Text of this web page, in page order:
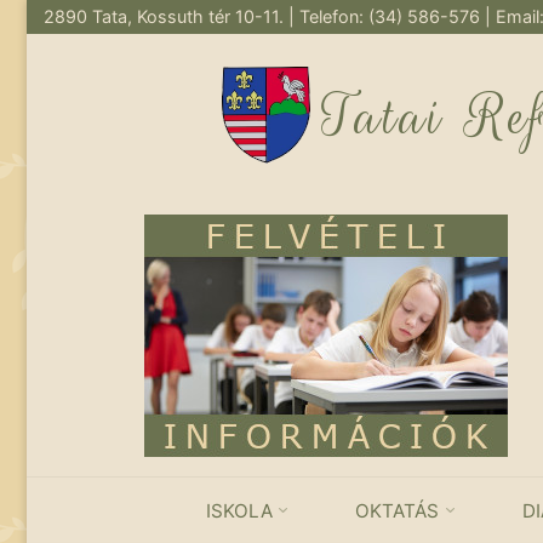
2890 Tata, Kossuth tér 10-11. | Telefon: (34) 586-576 | Email:
Tatai
ISKOLA OKTATÁS